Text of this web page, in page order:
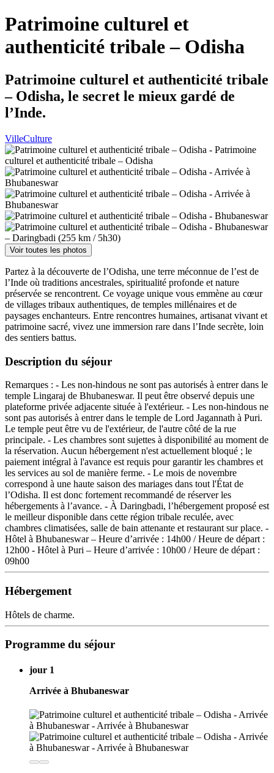
Patrimoine culturel et
authenticité tribale – Odisha
Patrimoine culturel et authenticité tribale
– Odisha, le secret le mieux gardé de
l’Inde.
VilleCulture
Voir toutes les photos
Partez à la découverte de l’Odisha, une terre méconnue de l’est de
l’Inde où traditions ancestrales, spiritualité profonde et nature
préservée se rencontrent. Ce voyage unique vous emmène au cœur
de villages tribaux authentiques, de temples millénaires et de
paysages enchanteurs. Entre rencontres humaines, artisanat vivant et
patrimoine sacré, vivez une immersion rare dans l’Inde secrète, loin
des sentiers battus.
Description du séjour
Remarques : - Les non-hindous ne sont pas autorisés à entrer dans le
temple Lingaraj de Bhubaneswar. Il peut être observé depuis une
plateforme privée adjacente située à l'extérieur. - Les non-hindous ne
sont pas autorisés à entrer dans le temple de Lord Jagannath à Puri.
Le temple peut être vu de l'extérieur, de l'autre côté de la rue
principale. - Les chambres sont sujettes à disponibilité au moment de
la réservation. Aucun hébergement n'est actuellement bloqué ; le
paiement intégral à l'avance est requis pour garantir les chambres et
les services au sol de manière ferme. - Le mois de novembre
correspond à une haute saison des mariages dans tout l'État de
l’Odisha. Il est donc fortement recommandé de réserver les
hébergements à l’avance. - À Daringbadi, l’hébergement proposé est
le meilleur disponible dans cette région tribale reculée, avec
chambres climatisées, salle de bain attenante et restaurant sur place. -
Hôtel à Bhubaneswar – Heure d’arrivée : 14h00 / Heure de départ :
12h00 - Hôtel à Puri – Heure d’arrivée : 10h00 / Heure de départ :
09h00
Hébergement
Hôtels de charme.
Programme du séjour
jour 1
Arrivée à Bhubaneswar